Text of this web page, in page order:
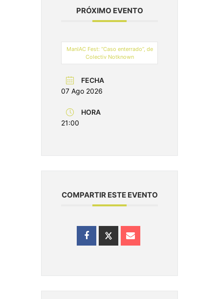
PRÓXIMO EVENTO
ManIAC Fest: “Caso enterrado”, de
Colectiv Notknown
FECHA
07 Ago 2026
HORA
21:00
COMPARTIR ESTE EVENTO